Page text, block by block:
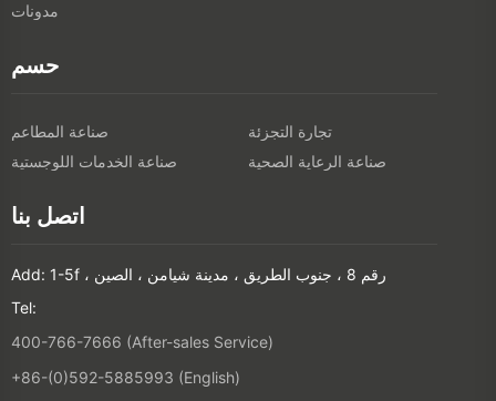
مدونات
حسم
صناعة المطاعم
تجارة التجزئة
صناعة الخدمات اللوجستية
صناعة الرعاية الصحية
اتصل بنا
Add: 1-5f ، رقم 8 ، جنوب الطريق ، مدينة شيامن ، الصين
Tel:
400-766-7666 (After-sales Service)
+86-(0)592-5885993 (English)